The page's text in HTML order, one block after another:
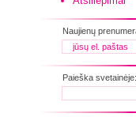
Naujienų
Paieška svetainėje: